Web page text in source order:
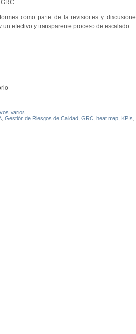
como parte de la revisiones y
efectivo y transparente proceso de escalado
Varios.
, Gestión de Riesgos de Calidad, GRC, heat map, KPIs,